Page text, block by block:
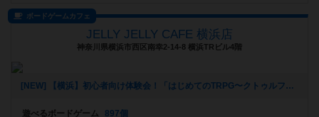
ボードゲームカフェ
JELLY JELLY CAFE 横浜店
神奈川県横浜市西区南幸2-14-8 横浜TRビル4階
[NEW] 【横浜】初心者向け体験会！「はじめてのTRPG〜クトゥルフ神話TRPG〜」【4月18日】（2018年04月06日 16時53分）
遊べるボードゲーム
897個